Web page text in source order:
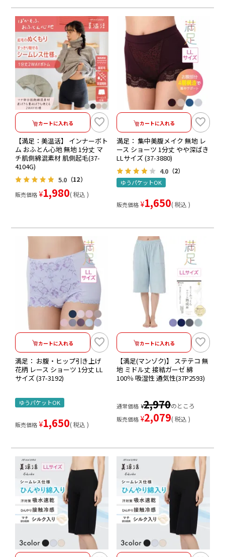
カートに入れる
【満足：美温活】 インナーボト
ム おふとん心地 無地 1分丈 マ
チ肌側綿混素材 肌側起毛(37-
4104G)
5.0 （12）
販売価格 ¥1,980 税込
カートに入れる
満足： 集中美腹メイク 無地 レ
ース ショーツ 1分丈 やや深ばき
LLサイズ (37-3880)
4.0 （2）
ゆうパケットOK
販売価格 ¥1,650 税込
カートに入れる
満足： お腹・ヒップ引き上げ
花柄 レース ショーツ 1分丈 LL
サイズ (37-3192)
ゆうパケットOK
販売価格 ¥1,650 税込
カートに入れる
【満足(マンゾク)】 ステテコ 無
地 ミドル丈 接結ガーゼ 綿
100％ 吸湿性 通気性(37P2593)
通常価格 ¥2,970のところ
販売価格 ¥2,079 税込